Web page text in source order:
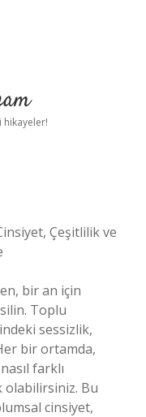
hikayeler!
Çeşitlilik ve
bir an için
Toplu
sessizlik,
bir ortamda,
farklı
olabilirsiniz. Bu
cinsiyet,